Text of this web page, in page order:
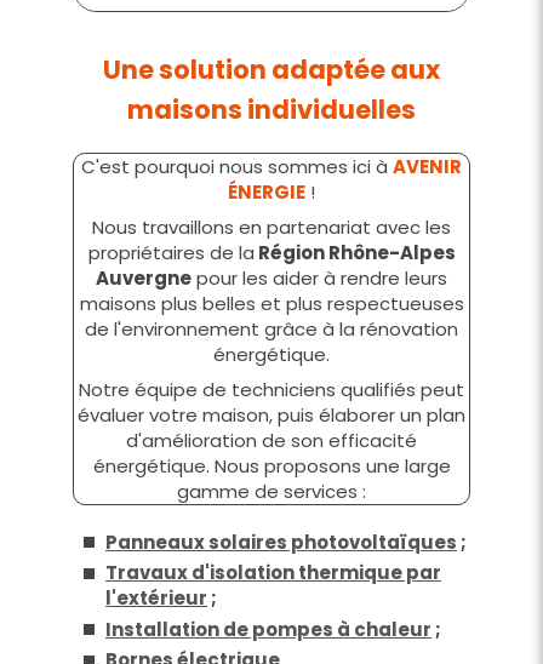
Une solution adaptée aux
maisons individuelles
C'est pourquoi nous sommes ici à AVENIR
ÉNERGIE !
Nous travaillons en partenariat avec les
propriétaires de la Région Rhône-Alpes
Auvergnepour les aider à rendre leurs
maisons plus belles et plus respectueuses
de l'environnement grâce à la rénovation
énergétique.
Notre équipe de techniciens qualifiés peut
évaluer votre maison, puis élaborer un plan
d'amélioration de son efficacité
énergétique. Nous proposons une large
gamme de services :
Panneaux solaires photovoltaïques ;
Travaux d'isolation thermique par
l'extérieur ;
Installation de pompes à chaleur ;